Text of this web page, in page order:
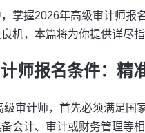
掌握2026年高级审计师报
机，本篇将为你提供详尽
师报名条件：精
审计师，首先必须满足国
会计、审计或财务管理等